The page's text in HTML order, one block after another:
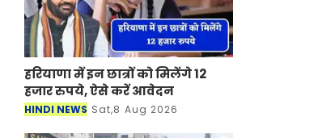
हरियाणा में इन छात्रों को मिलेंगे 12
हजार रुपये, ऐसे करें आवेदन
HINDI NEWS Sat,8 Aug 2026